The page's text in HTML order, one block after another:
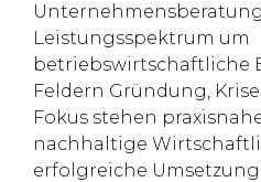
Leistungsspektrum um
betriebswirtschaftliche
Feldern Gründung,
Fokus stehen
nachhaltige
erfolgreiche